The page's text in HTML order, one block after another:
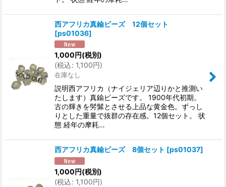
西アフリカ真鍮ビーズ 12個セット
[ps01036]
1,000円(税別)
(税込: 1,100円)
在庫なし
説明西アフリカ（ナイジェリア辺りかと推測い
たします）真鍮ビーズです。 1900年代初期。
古の輝きを髣髴とさせる上品な黄金色。ずっし
りとした重量で抜群の存在感。12個セット。 状
態 経年の摩耗…
西アフリカ真鍮ビーズ 8個セット [ps01037]
1,000円(税別)
(税込: 1,100円)